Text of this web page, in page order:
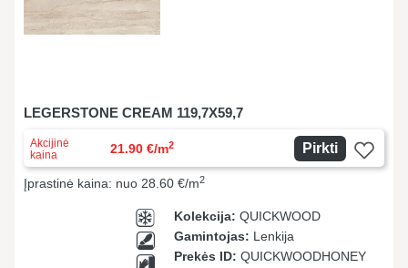
LEGERSTONE CREAM 119,7X59,7
Akcijinė
kaina
21.90 €/m2 Pirkti
Įprastinė kaina: nuo 28.60 €/m2
Kolekcija: QUICKWOOD
Gamintojas: Lenkija
Prekės ID: QUICKWOODHONEY